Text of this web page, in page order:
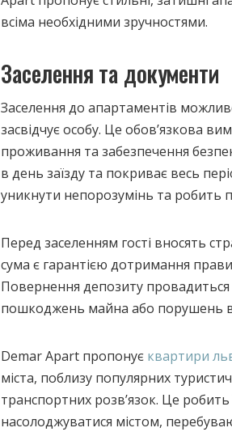
всіма необхідними зручностями.
Заселення та документи
Заселення до апартаментів
засвідчує особу. Це обов’язкова
проживання та забезпечення
в день заїзду та покриває весь
уникнути непорозумінь та
Перед заселенням гості вносять
сума є гарантією дотримання
Повернення депозиту провадиться
пошкоджень майна або порушень
Demar Apart пропонує квартири
міста, поблизу популярних
транспортних розв’язок. Це
насолоджуватися містом,